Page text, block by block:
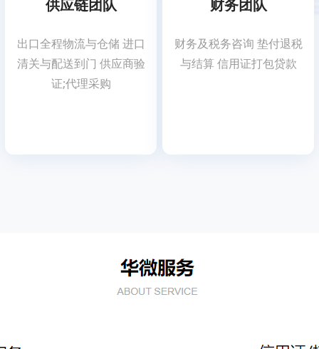
供应链团队
出口全程物流与仓储 进口
清关与配送到门 供应商验
证;代理采购
财务团队
财务及税务咨询 垫付退税
与结算 信用证打包贷款